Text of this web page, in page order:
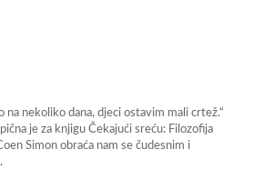
na nekoliko dana, djeci ostavim mali crtež.“
je za knjigu Čekajući sreću: Filozofija
Simon obraća nam se čudesnim i